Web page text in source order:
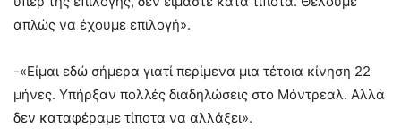
απλώς να έχουμε επιλογή».
-«Είμαι εδώ σήμερα γιατί περίμενα μια τέτοια κίνηση 22
μήνες. Υπήρξαν πολλές διαδηλώσεις στο Μόντρεαλ. Αλλά
δεν καταφέραμε τίποτα να αλλάξει».